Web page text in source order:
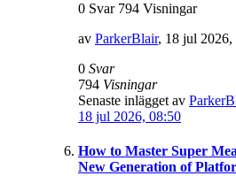
0 Svar 794 Visningar
av ParkerBlair, 18 jul 2026,
0 Svar
794 Visningar
Senaste inlägget av
18 jul 2026, 08:50
How to Master Super
New Generation of